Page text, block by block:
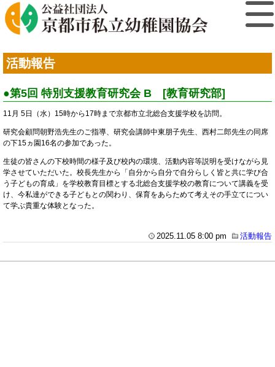
活動報告
●第5回 特別支援教育研究会 B [教育研究部]
11月 5日（水）15時から17時まで京都市立北総合支援学校を訪問。
研究会顧問朝野浩先生のご指導、研究会講師中東朋子先生、西村二郎先生の同席
の下15ヵ園16名の参加であった。
生徒の皆さんの下校時間の様子及び校内の環境、活動内容等説明を受けながら見
学させていただいた。校長先生から「自分から自分で自分らしく皆と共に学び合
う子どもの育成」を学校教育目標とする北総合支援学校の教育について講義を受
け、今私達ができる子どもとの関わり、保育をあらためて考えその手立てについ
て学ぶ貴重な体験となった。
2025.11.05 8:00 pm 活動報告